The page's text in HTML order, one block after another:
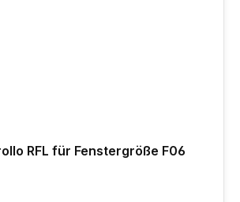
RFL für Fenstergröße F06